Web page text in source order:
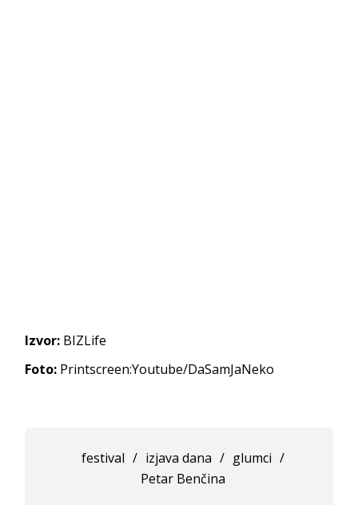
Izvor: BIZLife
Foto: Printscreen:Youtube/DaSamJaNeko
festival / izjava dana / glumci /
Petar Benčina